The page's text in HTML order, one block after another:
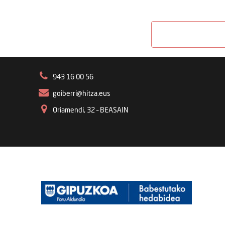
943 16 00 56
goiberri@hitza.eus
Oriamendi, 32 – BEASAIN